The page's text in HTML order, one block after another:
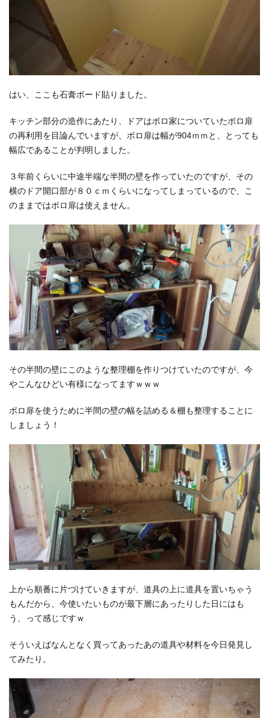
はい、ここも石膏ボード貼りました。
キッチン部分の造作にあたり、ドアはボロ家についていたボロ扉
の再利用を目論んでいますが、ボロ扉は幅が904ｍｍと、とっても
幅広であることが判明しました。
３年前くらいに中途半端な半間の壁を作っていたのですが、その
横のドア開口部が８０ｃｍくらいになってしまっているので、こ
のままではボロ扉は使えません。
その半間の壁にこのような整理棚を作りつけていたのですが、今
やこんなひどい有様になってますｗｗｗ
ボロ扉を使うために半間の壁の幅を詰める＆棚も整理することに
しましょう！
上から順番に片づけていきますが、道具の上に道具を置いちゃう
もんだから、今使いたいものが最下層にあったりした日にはも
う、って感じですｗ
そういえばなんとなく買ってあったあの道具や材料を今日発見し
てみたり。